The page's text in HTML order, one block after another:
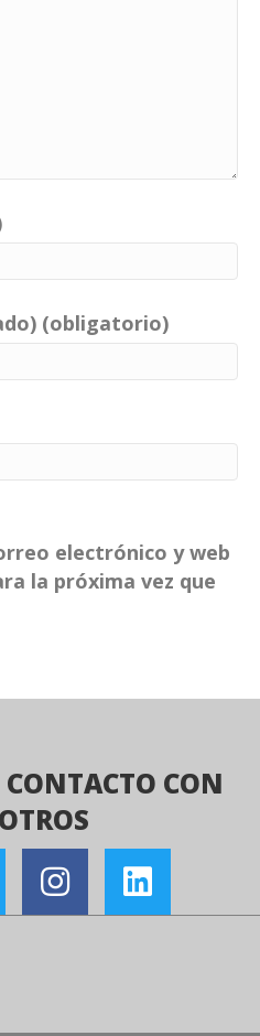
(obligatorio)
electrónico y web
la próxima vez que
CON